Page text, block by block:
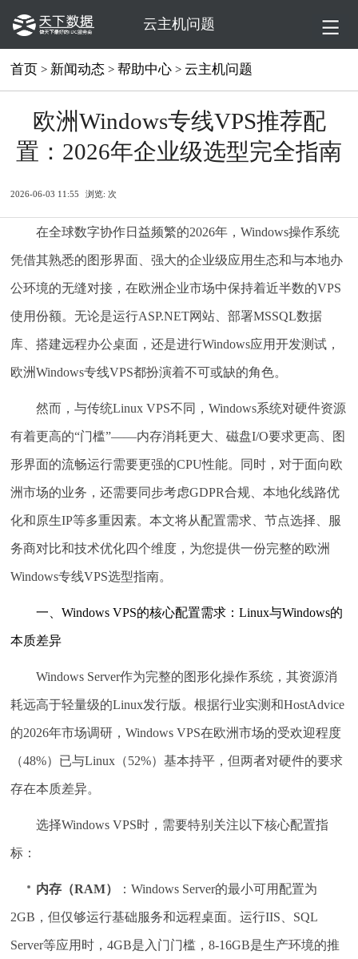
云主机问题
首页 > 新闻动态 >帮助中心 > 云主机问题
欧洲Windows专线VPS推荐配
置：2026年企业级选型完全指南
2026-06-03 11:55 浏览: 次
在全球数字协作日益频繁的2026年，Windows操作系统
凭借其熟悉的图形界面、强大的企业级应用生态和与本地办
公环境的无缝对接，在欧洲企业市场中保持着近半数的VPS
使用份额。无论是运行ASP.NET网站、部署MSSQL数据
库、搭建远程办公桌面，还是进行Windows应用开发测试，
欧洲Windows专线VPS都扮演着不可或缺的角色。
然而，与传统Linux VPS不同，Windows系统对硬件资源
有着更高的“门槛”——内存消耗更大、磁盘I/O要求更高、图
形界面的流畅运行需要更强的CPU性能。同时，对于面向欧
洲市场的业务，还需要同步考虑GDPR合规、本地化线路优
化和原生IP等多重因素。本文将从配置需求、节点选择、服
务商对比和技术优化四个维度，为您提供一份完整的欧洲
Windows专线VPS选型指南。
一、Windows VPS的核心配置需求：Linux与Windows的
本质差异
Windows Server作为完整的图形化操作系统，其资源消
耗远高于轻量级的Linux发行版。根据行业实测和HostAdvice
的2026年市场调研，Windows VPS在欧洲市场的受欢迎程度
（48%）已与Linux（52%）基本持平，但两者对硬件的要求
存在本质差异。
选择Windows VPS时，需要特别关注以下核心配置指
标：
内存（RAM） ：Windows Server的最小可用配置为
2GB，但仅够运行基础服务和远程桌面。运行IIS、SQL
Server等应用时，4GB是入门门槛，8-16GB是生产环境的推